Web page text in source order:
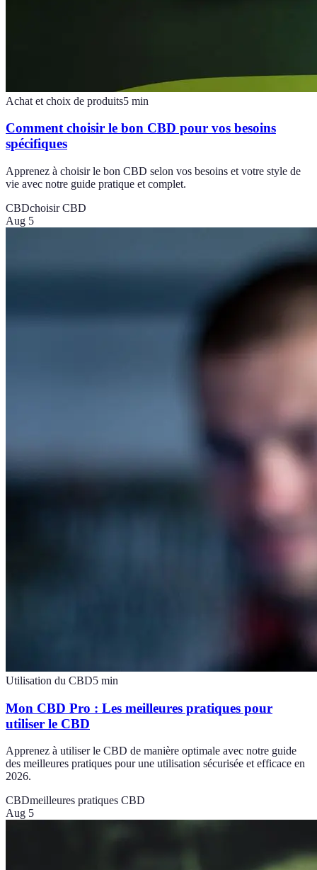
Achat et choix de produits5 min
Comment choisir le bon CBD pour vos besoins
spécifiques
Apprenez à choisir le bon CBD selon vos besoins et votre style de
vie avec notre guide pratique et complet.
CBDchoisir CBD
Aug 5
Utilisation du CBD5 min
Mon CBD Pro : Les meilleures pratiques pour
utiliser le CBD
Apprenez à utiliser le CBD de manière optimale avec notre guide
des meilleures pratiques pour une utilisation sécurisée et efficace en
2026.
CBDmeilleures pratiques CBD
Aug 5